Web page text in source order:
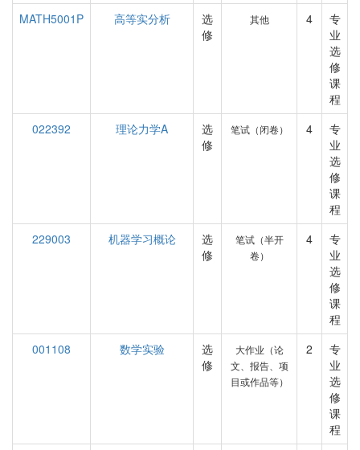
MATH5001P
高等实分析
选
修
其他 4
专
业
选
修
课
程
022392
理论力学A
选
修
笔试（闭卷） 4
专
业
选
修
课
程
229003
机器学习概论
选
修
笔试（半开
卷）
4
专
业
选
修
课
程
001108
数学实验
选
修
大作业（论
文、报告、项
目或作品等）
2
专
业
选
修
课
程